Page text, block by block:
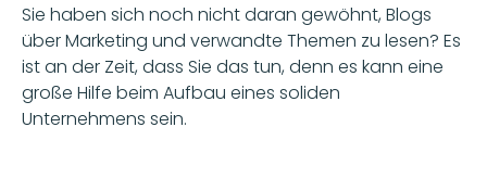
Sie haben sich noch nicht daran gewöhnt, Blogs
über Marketing und verwandte Themen zu lesen? Es
ist an der Zeit, dass Sie das tun, denn es kann eine
große Hilfe beim Aufbau eines soliden
Unternehmens sein.